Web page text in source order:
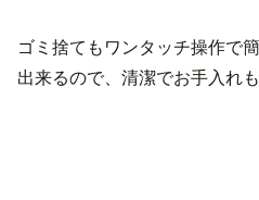
ゴミ捨てもワンタッチ操作で
出来るので、清潔でお手入れも